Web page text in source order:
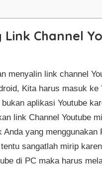
Link Channel
menyalin link channel
Kita harus masuk ke
aplikasi Youtube
link Channel Youtube
Anda yang menggunakan
sangatlah mirip
di PC maka harus